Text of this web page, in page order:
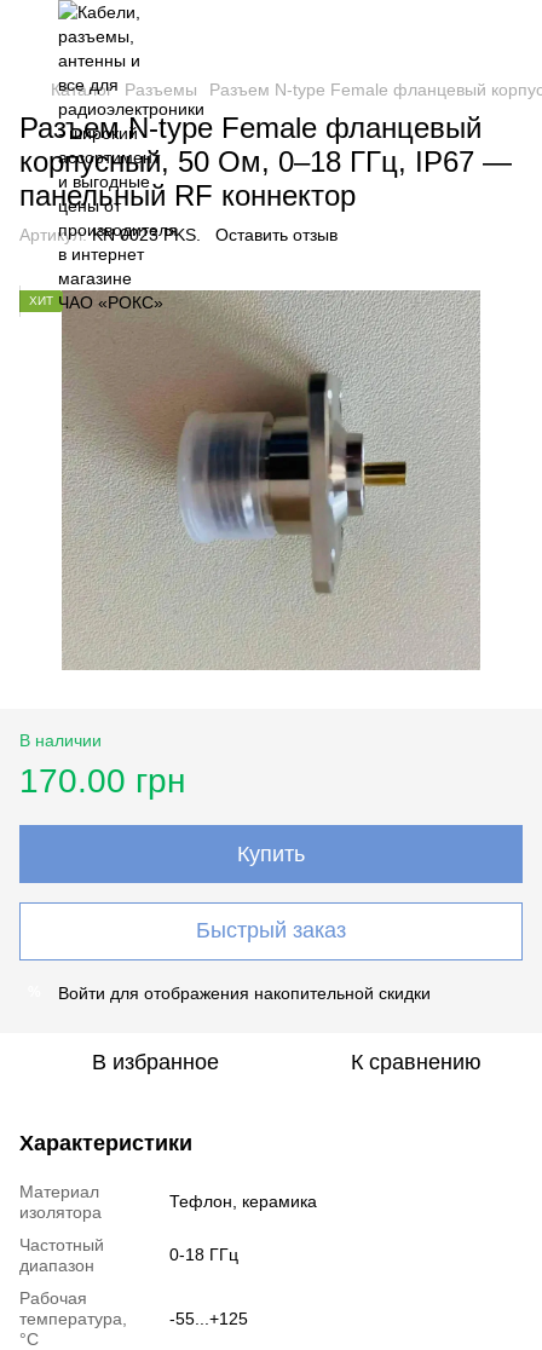
Каталог Разъемы Разъем N-type Female фланцевый
Разъем N-type Female фланцевый
корпусный, 50 Ом, 0–18 ГГц, IP67 —
панельный RF коннектор
Артикул:KN 0023 PKS. Оставить отзыв
ХИТ
В наличии
170.00 грн
Купить
Быстрый заказ
Войти для отображения накопительной скидки
В избранное К сравнению
Характеристики
Материал
изолятора
Тефлон, керамика
Частотный
диапазон
0-18 ГГц
Рабочая
температура,
°C
-55...+125